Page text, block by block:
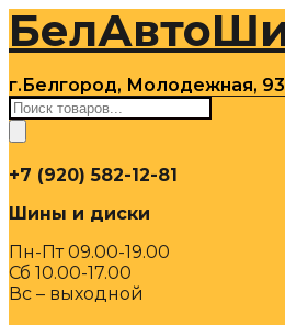
Перейти
содержимому
г.Белгород, Молодежная, 93
Поиск
товаров
+7 (920) 582-12-81
Шины и диски
Пн-Пт 09.00-19.00
Сб 10.00-17.00
Вс – выходной